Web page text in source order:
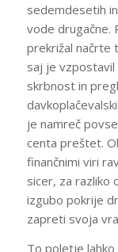
sedemdesetih
vode drugačne.
prekrižal načrte
saj je
skrbnost in
je namreč
centa preštet.
finančnimi viri
sicer, za razliko
izgubo pokrije
zapreti svoja
To poletje